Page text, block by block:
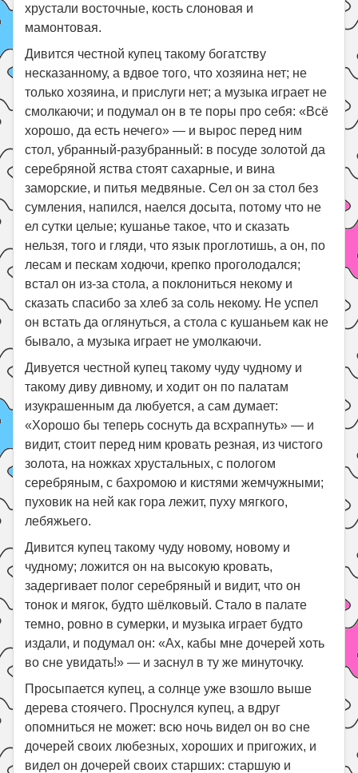
хрустали восточные, кость слоновая и
мамонтовая.
Дивится честной купец такому богатству
несказанному, а вдвое того, что хозяина нет; не
только хозяина, и прислуги нет; а музыка играет не
смолкаючи; и подумал он в те поры про себя: «Всё
хорошо, да есть нечего» — и вырос перед ним
стол, убранный-разубранный: в посуде золотой да
серебряной яства стоят сахарные, и вина
заморские, и питья медвяные. Сел он за стол без
сумления, напился, наелся досыта, потому что не
ел сутки целые; кушанье такое, что и сказать
нельзя, того и гляди, что язык проглотишь, а он, по
лесам и пескам ходючи, крепко проголодался;
встал он из-за стола, а поклониться некому и
сказать спасибо за хлеб за соль некому. Не успел
он встать да оглянуться, а стола с кушаньем как не
бывало, а музыка играет не умолкаючи.
Дивуется честной купец такому чуду чудному и
такому диву дивному, и ходит он по палатам
изукрашенным да любуется, а сам думает:
«Хорошо бы теперь соснуть да всхрапнуть» — и
видит, стоит перед ним кровать резная, из чистого
золота, на ножках хрустальных, с пологом
серебряным, с бахромою и кистями жемчужными;
пуховик на ней как гора лежит, пуху мягкого,
лебяжьего.
Дивится купец такому чуду новому, новому и
чудному; ложится он на высокую кровать,
задергивает полог серебряный и видит, что он
тонок и мягок, будто шёлковый. Стало в палате
темно, ровно в сумерки, и музыка играет будто
издали, и подумал он: «Ах, кабы мне дочерей хоть
во сне увидать!» — и заснул в ту же минуточку.
Просыпается купец, а солнце уже взошло выше
дерева стоячего. Проснулся купец, а вдруг
опомниться не может: всю ночь видел он во сне
дочерей своих любезных, хороших и пригожих, и
видел он дочерей своих старших: старшую и